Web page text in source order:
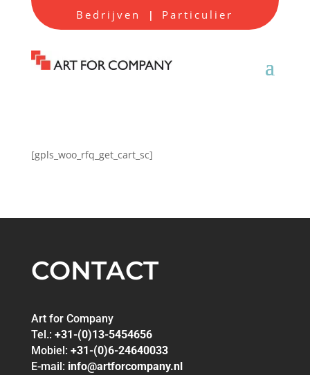
Bedrijven | Particulier
[gpls_woo_rfq_get_cart_sc]
CONTACT
Art for Company
Tel.: +31-(0)13-5454656
Mobiel: +31-(0)6-24640033
E-mail: info@artforcompany.nl